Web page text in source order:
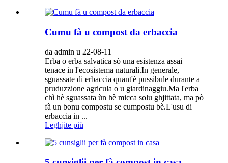
Cumu fà u compost da erbaccia
da admin u 22-08-11
Erba o erba salvatica sò una esistenza assai
tenace in l'ecosistema naturali.In generale,
sguassate di erbaccia quant'è pussibule durante a
pruduzzione agricula o u giardinaggiu.Ma l'erba
chì hè sguassata ùn hè micca solu ghjittata, ma pò
fà un bonu compostu se cumpostu bè.L'usu di
erbaccia in ...
Leghjite più